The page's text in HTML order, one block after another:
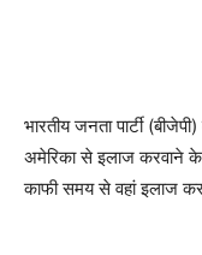
भारतीय जनता पार्टी
अमेरिका से इलाज करवाने के
काफी समय से वहां इलाज